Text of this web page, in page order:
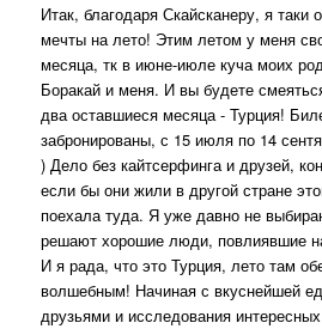
Итак, благодаря Скайсканеру, я
мечты на лето! Этим летом у меня
месяца, тк в июне-июле куча моих
Боракай и меня. И вы будете
два оставшиеся месяца - Турция!
забронированы, с 15 июля по 14
) Дело без кайтсерфинга и друзей,
если бы они жили в другой стране
поехала туда. Я уже давно не
решают хорошие люди, повлиявшие
И я рада, что это Турция, лето там
волшебным! Начиная с вкуснейшей
друзьями и исследования